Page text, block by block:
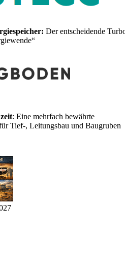
Der entscheidende
: Eine mehrfach bewährte
Tief-, Leitungsbau und Baugruben